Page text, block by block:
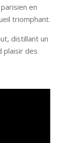
en
triomphant.
distillant un
plaisir des